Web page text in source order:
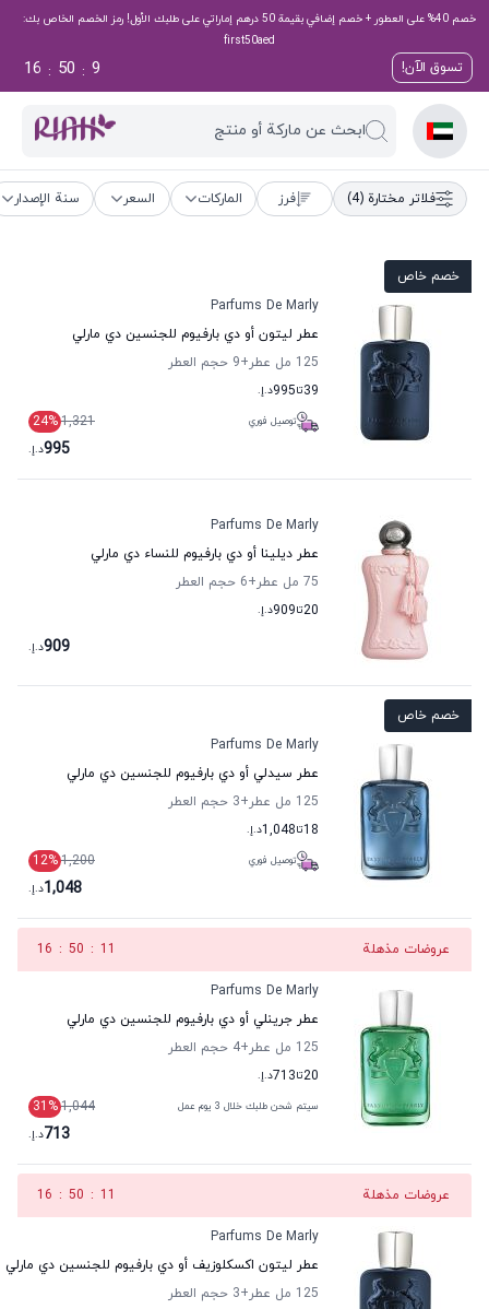
خصم 40% على العطور + خصم إضافي بقيمة 50 درهم إماراتي على طلبك الأول! رمز الخصم الخاص بك:
first50aed
تسوق الآن! 8
:
50
:
16
ابحث عن ماركة أو منتج
فلاتر مختارة (4) فرز الماركات السعر سنة الإصدار
خصم خاص
Parfums De Marly
عطر ليتون أو دي بارفيوم للجنسين دي مارلي
125 مل عطر
+9
حجم العطر
39تا995د.إ.
توصيل فوري 1,321
24%
995د.إ.
Parfums De Marly
عطر ديلينا أو دي بارفيوم للنساء دي مارلي
75 مل عطر
+6
حجم العطر
20تا909د.إ.
909د.إ.
خصم خاص
Parfums De Marly
عطر سيدلي أو دي بارفيوم للجنسين دي مارلي
125 مل عطر
+3
حجم العطر
18تا1,048د.إ.
توصيل فوري 1,200
12%
1,048د.إ.
عروضات مذهلة 10
:
50
:
16
Parfums De Marly
عطر جرينلي أو دي بارفيوم للجنسين دي مارلي
125 مل عطر
+4
حجم العطر
20تا713د.إ.
سيتم شحن طلبك خلال 3 يوم عمل 1,044
31 %
713د.إ.
عروضات مذهلة 10
:
50
:
16
Parfums De Marly
عطر ليتون اكسكلوزيف أو دي بارفيوم للجنسين دي مارلي
125 مل عطر
+3
حجم العطر